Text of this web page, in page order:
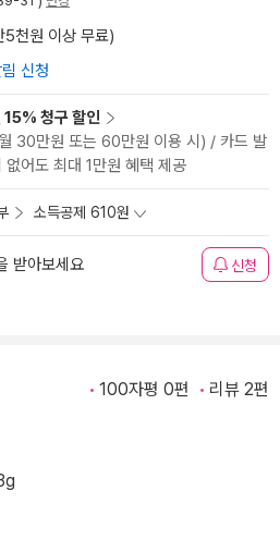
5천원 이상 무료)
신청
15% 청구 할인
30만원 또는 60만원 이용 시) / 카드 발
어도 최대 1만원 혜택 제공
소득공제 610원
받아보세요 신청
100자평 0편 리뷰 2편